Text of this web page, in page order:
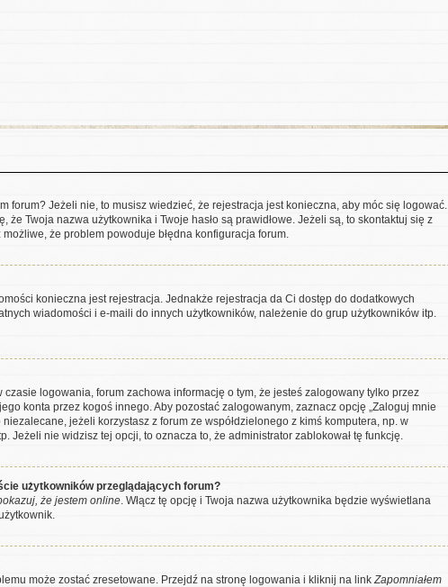
forum? Jeżeli nie, to musisz wiedzieć, że rejestracja jest konieczna, aby móc się logować.
Twoja nazwa użytkownika i Twoje hasło są prawidłowe. Jeżeli są, to skontaktuj się z
że problem powoduje błędna konfiguracja forum.
konieczna jest rejestracja. Jednakże rejestracja da Ci dostęp do dodatkowych
wiadomości i e-maili do innych użytkowników, należenie do grup użytkowników itp.
czasie logowania, forum zachowa informację o tym, że jesteś zalogowany tylko przez
konta przez kogoś innego. Aby pozostać zalogowanym, zaznacz opcję „Zaloguj mnie
jeżeli korzystasz z forum ze współdzielonego z kimś komputera, np. w
nie widzisz tej opcji, to oznacza to, że administrator zablokował tę funkcję.
użytkowników przeglądających forum?
że jestem online. Włącz tę opcję i Twoja nazwa użytkownika będzie wyświetlana
może zostać zresetowane. Przejdź na stronę logowania i kliknij na linkZapomniałem